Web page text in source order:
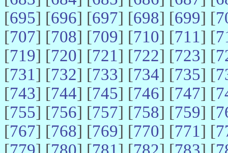
[695] [696] [697] [698] [699] [
[707] [708] [709] [710] [711] [
[719] [720] [721] [722] [723] [
[731] [732] [733] [734] [735] [
[743] [744] [745] [746] [747] [
[755] [756] [757] [758] [759] [
[767] [768] [769] [770] [771] [